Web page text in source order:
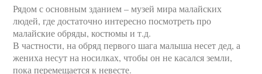
Рядом с основным зданием – музей мира малайских
людей, где достаточно интересно посмотреть про
малайские обряды, костюмы и т.д.
В частности, на обряд первого шага малыша несет дед, а
жениха несут на носилках, чтобы он не касался земли,
пока перемещается к невесте.